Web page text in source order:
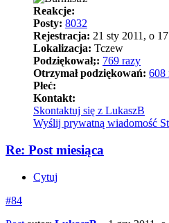
Reakcje:
Posty: 8032
Rejestracja: 21 sty 2011, o
Lokalizacja: Tczew
Podziękował;: 769 razy
Otrzymał podziękowań: 608
Płeć:
Kontakt:
Skontaktuj się z LukaszB
Wyślij prywatną wiadomość
Re: Post miesiąca
Cytuj
#84